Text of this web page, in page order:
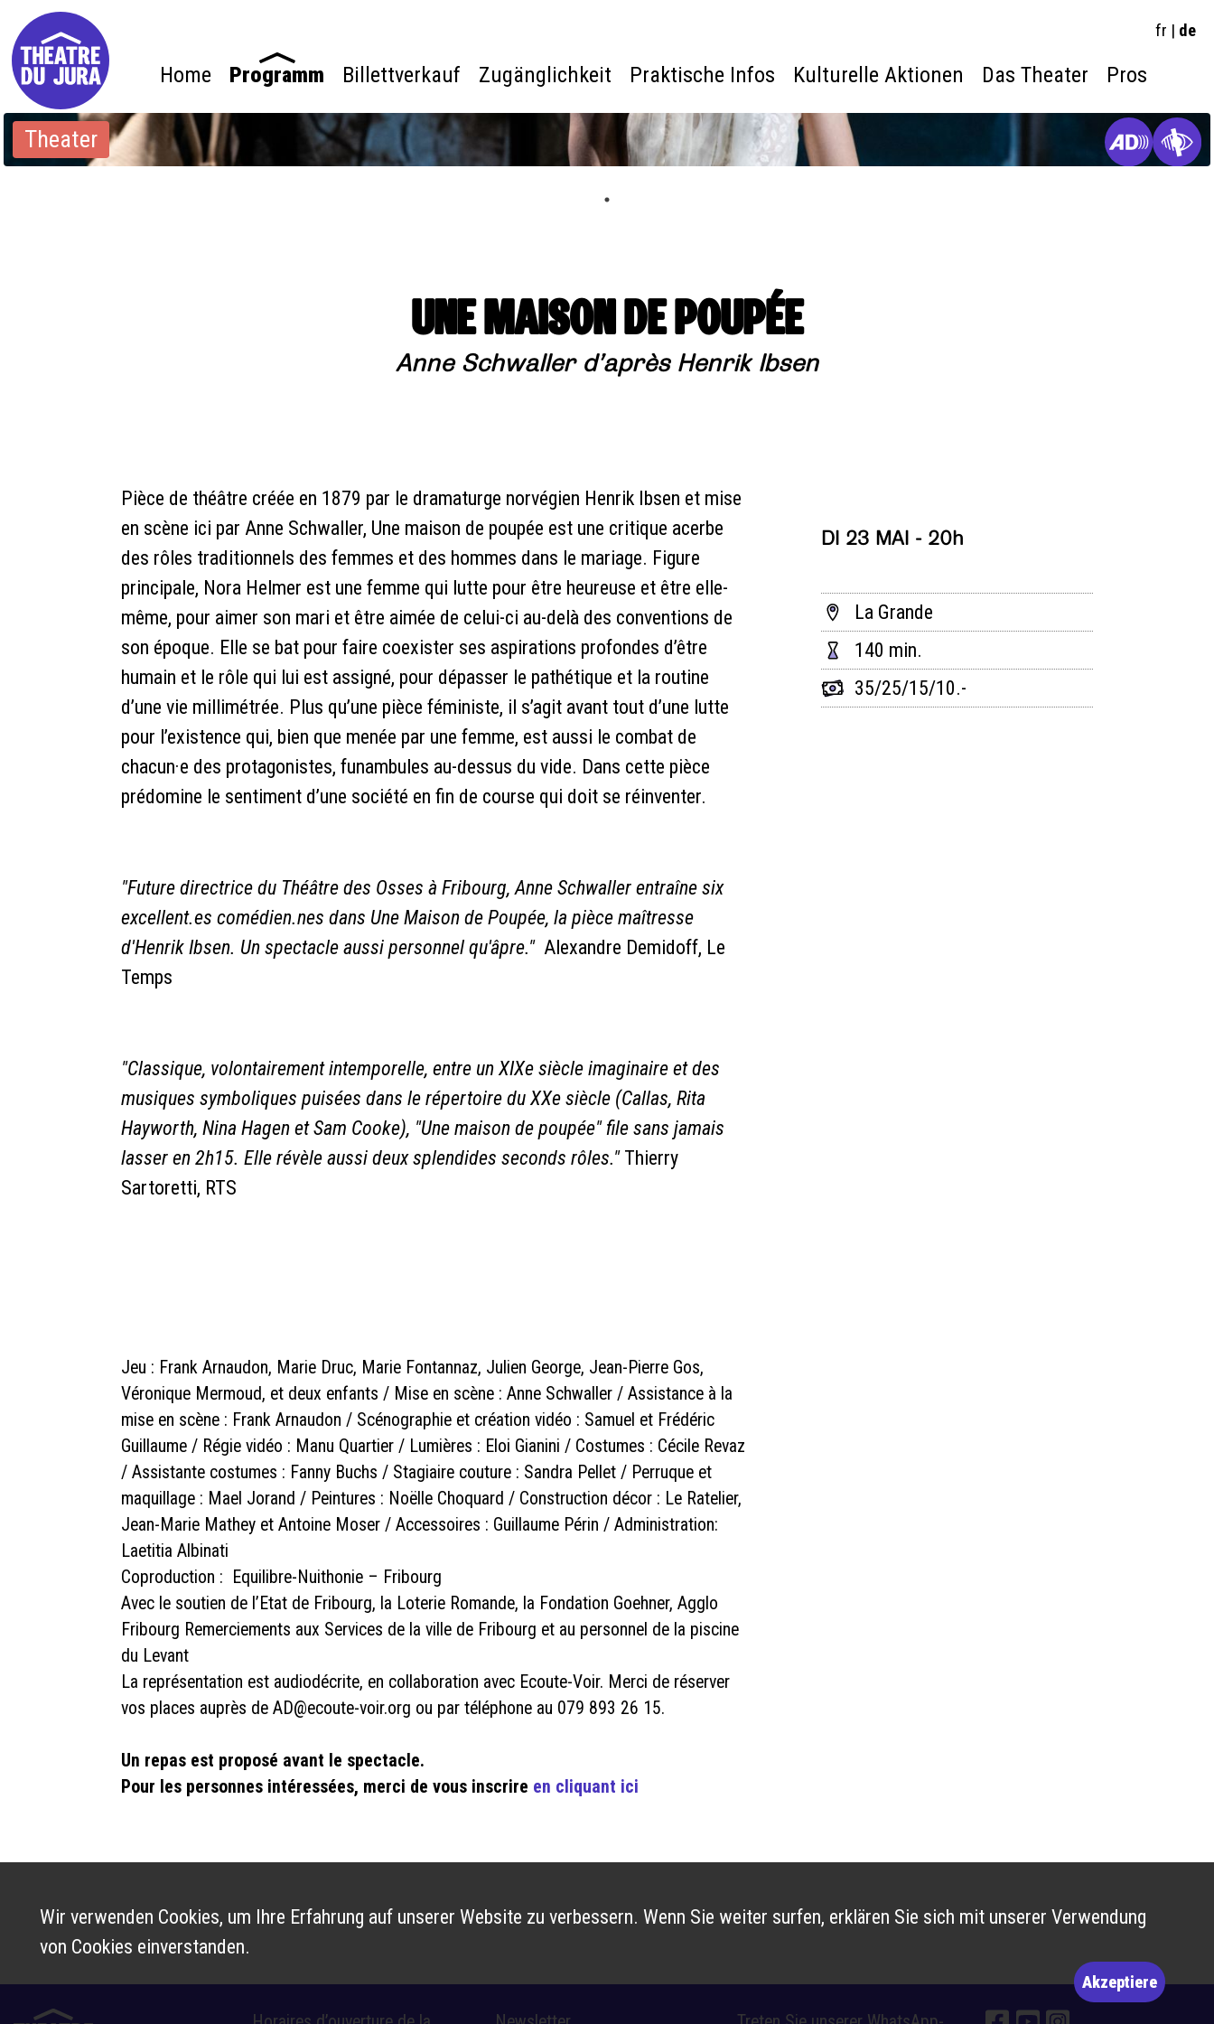
fr | de
Home Programm Billettverkauf Zugänglichkeit Praktische Infos Kulturelle Aktionen Das Theater Pros
Theater
UNE MAISON DE POUPÉE
Anne Schwaller d’après Henrik Ibsen
Pièce de théâtre créée en 1879 par le dramaturge norvégien Henrik Ibsen et mise
en scène ici par Anne Schwaller, Une maison de poupée est une critique acerbe
des rôles traditionnels des femmes et des hommes dans le mariage. Figure
principale, Nora Helmer est une femme qui lutte pour être heureuse et être elle-
même, pour aimer son mari et être aimée de celui-ci au-delà des conventions de
son époque. Elle se bat pour faire coexister ses aspirations profondes d’être
humain et le rôle qui lui est assigné, pour dépasser le pathétique et la routine
d’une vie millimétrée. Plus qu’une pièce féministe, il s’agit avant tout d’une lutte
pour l’existence qui, bien que menée par une femme, est aussi le combat de
chacun·e des protagonistes, funambules au-dessus du vide. Dans cette pièce
prédomine le sentiment d’une société en fin de course qui doit se réinventer.
"Future directrice du Théâtre des Osses à Fribourg, Anne Schwaller entraîne six
excellent.es comédien.nes dans Une Maison de Poupée, la pièce maîtresse
d'Henrik Ibsen. Un spectacle aussi personnel qu'âpre." Alexandre Demidoff, Le
Temps
"Classique, volontairement intemporelle, entre un XIXe siècle imaginaire et des
musiques symboliques puisées dans le répertoire du XXe siècle (Callas, Rita
Hayworth, Nina Hagen et Sam Cooke), "Une maison de poupée" file sans jamais
lasser en 2h15. Elle révèle aussi deux splendides seconds rôles."Thierry
Sartoretti, RTS
Jeu : Frank Arnaudon, Marie Druc, Marie Fontannaz, Julien George, Jean-Pierre Gos,
Véronique Mermoud, et deux enfants / Mise en scène : Anne Schwaller / Assistance à la
mise en scène : Frank Arnaudon / Scénographie et création vidéo : Samuel et Frédéric
Guillaume / Régie vidéo : Manu Quartier / Lumières : Eloi Gianini / Costumes : Cécile Revaz
/ Assistante costumes : Fanny Buchs / Stagiaire couture : Sandra Pellet / Perruque et
maquillage : Mael Jorand / Peintures : Noëlle Choquard / Construction décor : Le Ratelier,
Jean-Marie Mathey et Antoine Moser / Accessoires : Guillaume Périn / Administration:
Laetitia Albinati
Coproduction : Equilibre-Nuithonie – Fribourg
Avec le soutien de l’Etat de Fribourg, la Loterie Romande, la Fondation Goehner, Agglo
Fribourg Remerciements aux Services de la ville de Fribourg et au personnel de la piscine
du Levant
La représentation est audiodécrite, en collaboration avec Ecoute-Voir. Merci de réserver
vos places auprès de AD@ecoute-voir.org ou par téléphone au 079 893 26 15.
Un repas est proposé avant le spectacle.
Pour les personnes intéressées, merci de vous inscrire en cliquant ici
DI 23 MAI - 20h
La Grande
140 min.
35/25/15/10.-
Wir verwenden Cookies, um Ihre Erfahrung auf unserer Website zu verbessern. Wenn Sie weiter surfen, erklären Sie sich mit unserer Verwendung
von Cookies einverstanden.
Akzeptiere